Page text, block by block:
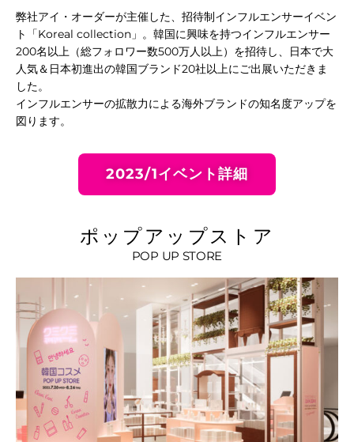
イ・オ
もれ
てい
弊社アイ・オーダーが主催した、招待制インフルエンサーイベン
ト「Koreal collection」。韓国に興味を持つインフルエンサー
200名以上（総フォロワー数500万人以上）を招待し、日本で大
人気＆日本初進出の韓国ブランド20社以上にご出展いただきま
した。
インフルエンサーの拡散力による海外ブランドの知名度アップを
図ります。
2023/1イベント詳細
ポップアップストア
POP UP STORE